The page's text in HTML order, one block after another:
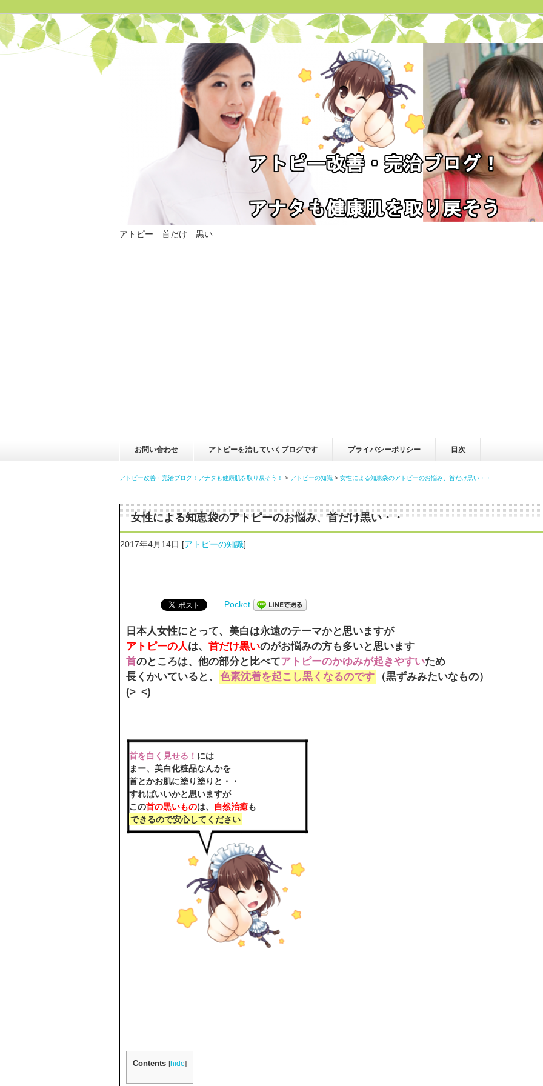
アトピー 首だけ 黒い
お問い合わせ アトピーを治していくブログです プライバシーポリシー 目次
アトピー改善・完治ブログ！アナタも健康肌を取り戻そう！ > アトピーの知識 > 女性による知恵袋のアトピーのお悩み、首だけ黒い・・
女性による知恵袋のアトピーのお悩み、首だけ黒い・・
2017年4月14日 [アトピーの知識]
Pocket
日本人女性にとって、美白は永遠のテーマかと思いますが
アトピーの人は、 首だけ黒いのがお悩みの方も多いと思います
首のところは、他の部分と比べてアトピーのかゆみが起きやすいため
長くかいていると、
色素沈着を起こし黒くなるのです
（黒ずみみたいなもの）
(>_<)
首を白く見せる！ には
まー、美白化粧品なんかを
首とかお肌に塗り塗りと・・
すればいいかと思いますが
この首の黒いものは、 自然治癒も
できるので安心してください
Contents [hide]